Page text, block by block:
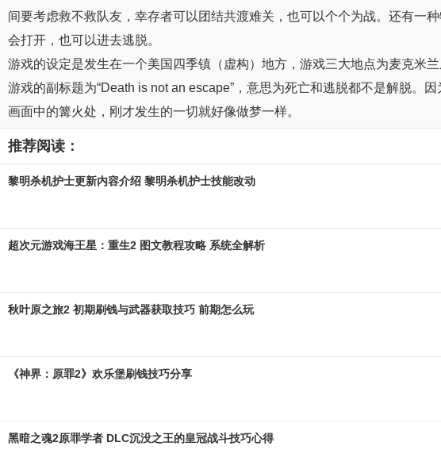
间要考虑救不救队友，幸存者可以团结共渡难关，也可以个个为战。还有一
会打开，也可以进去逃脱。
游戏的设定是发生在一个美国四季镇（虚构）地方，游戏三大地点为麦克米
游戏的副标题为“Death is not an escape”，意思为死亡和逃脱都不是解脱。
画面中的篝火处，刚才发生的一切就好像做梦一样。
推荐阅读：
黎明杀机护士更新内容介绍 黎明杀机护士技能改动
超次元游戏海王星：重生2 图文教程攻略 系统全解析
秋叶原之旅2 初期刷钱与武器获取技巧 前期怎么玩
《神界：原罪2》欢乐堡刷钱技巧分享
黑暗之魂2原罪学者 DLC沉没之王的皇冠战斗技巧心得